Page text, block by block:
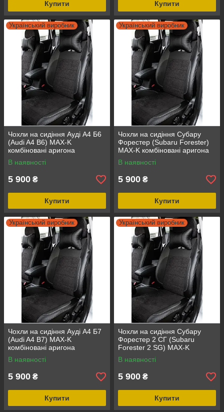
Купити Купити
Український виробник
Чохли на сидіння Ауді А4 Б6
(Audi A4 B6) MAX-K
комбіновані аригона
алькантара
В наявності
5 900 ₴
Купити
Український виробник
Чохли на сидіння Субару
Форестер (Subaru Forester)
MAX-K комбіновані аригона
алькантара
В наявності
5 900 ₴
Купити
Український виробник
Чохли на сидіння Ауді А4 Б7
(Audi A4 B7) MAX-K
комбіновані аригона
алькантара
В наявності
5 900 ₴
Купити
Український виробник
Чохли на сидіння Субару
Форестер 2 СГ (Subaru
Forester 2 SG) MAX-K
комбіновані аригона
алькантара
В наявності
5 900 ₴
Купити